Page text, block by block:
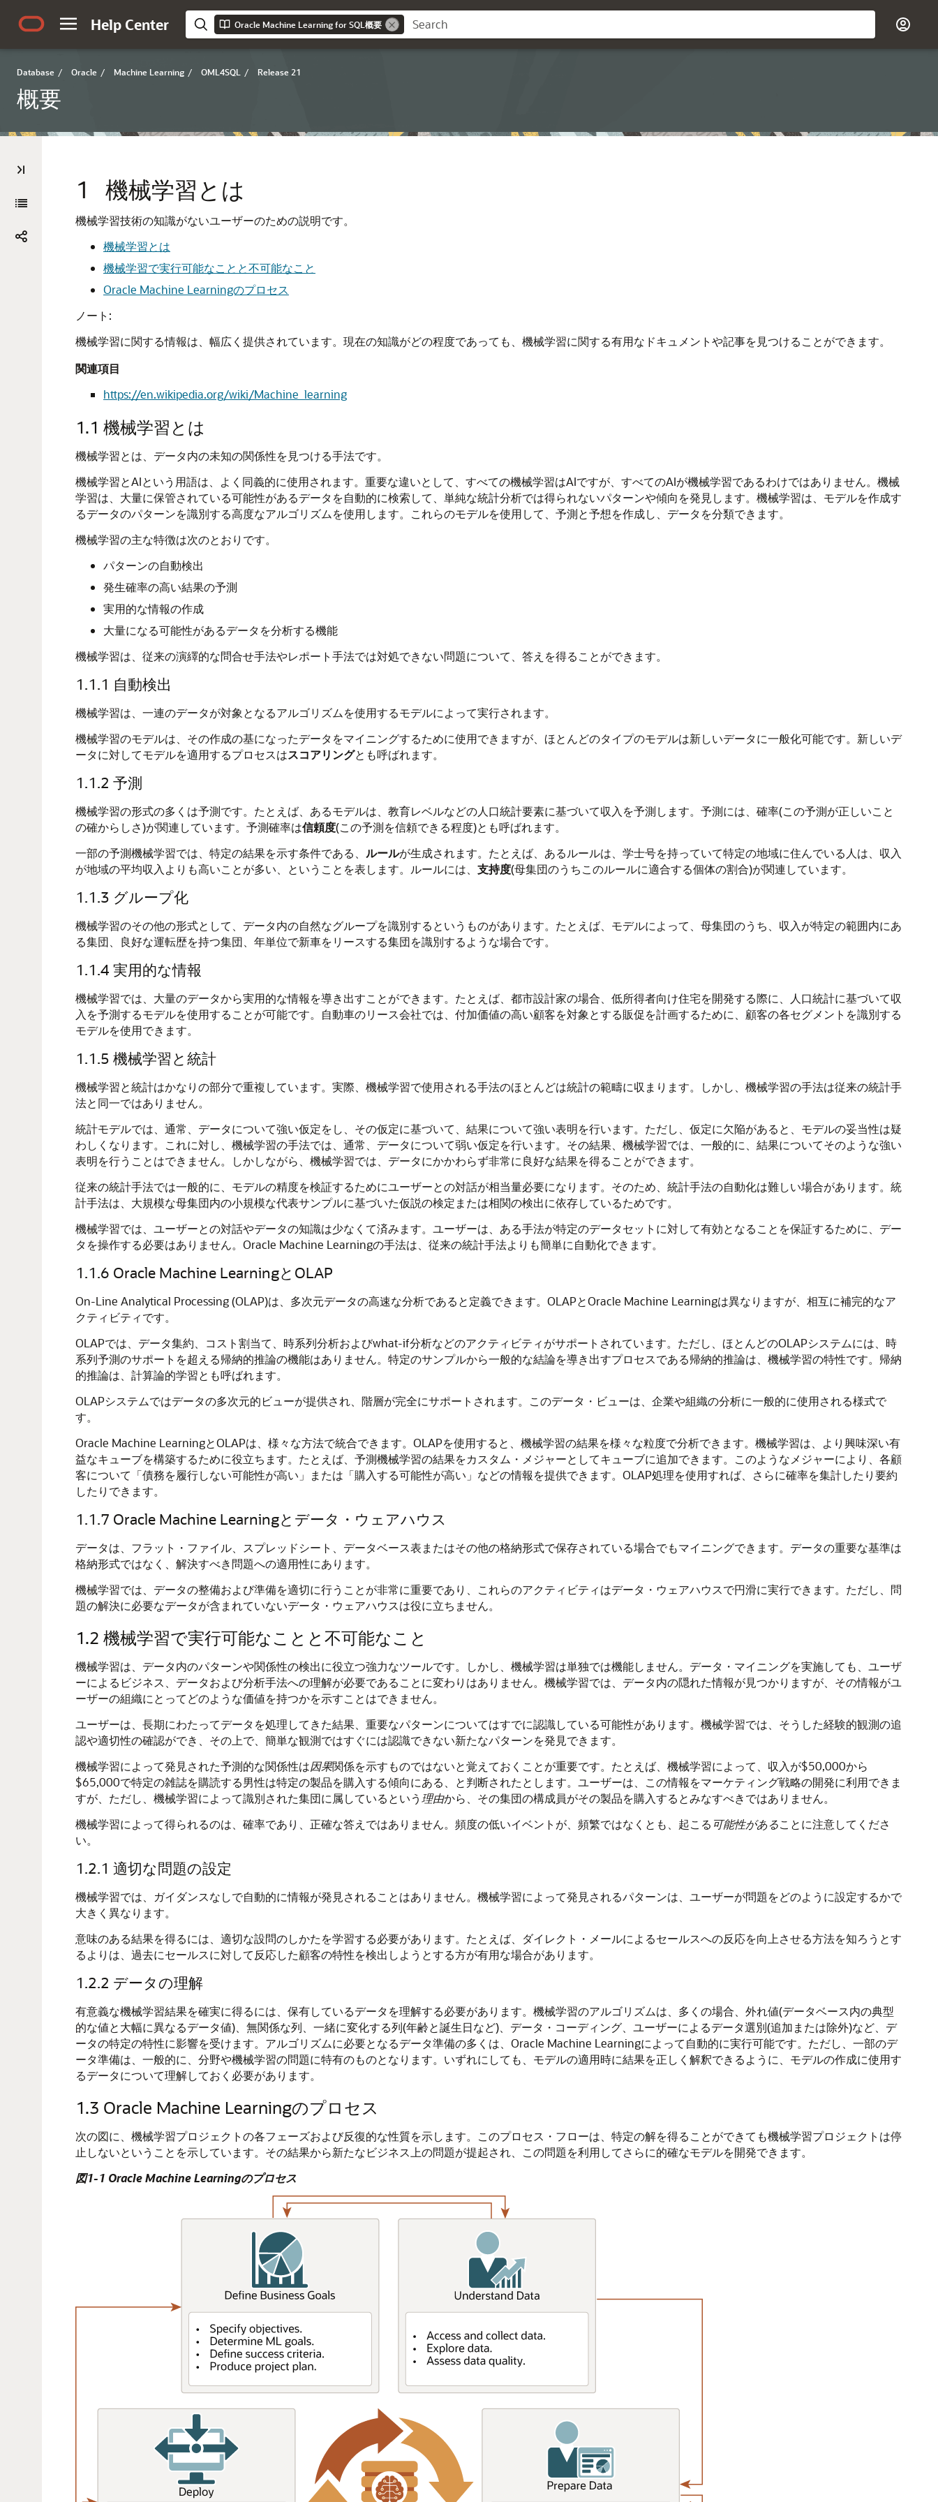
Help Center Oracle Machine Learning for SQL概要
Database / Oracle / Machine Learning / OML4SQL / Release 21
概要
1 機械学習とは
機械学習技術の知識がないユーザーのための説明です。
機械学習とは
機械学習で実行可能なことと不可能なこと
Oracle Machine Learningのプロセス
ノート:
機械学習に関する情報は、幅広く提供されています。現在の知識がどの程度であっても、 機械学習に関する有用なドキュメントや記事を見つけることができます。
関連項目
https://en.wikipedia.org/wiki/Machine_learning
1.1 機械学習とは
機械学習とは、データ内の未知の関係性を見つける手法です。
機械学習とAIという用語は、よく同義的に使用されます。重要な違いとして、すべての機械学習はAIですが、すべてのAIが機械学習であるわけではありません。 機械
学習は、大量に保管されている可能性があるデータを自動的に検索して、単純な統計分析では得られないパターンや傾向を発見します。 機械学習は、モデルを作成す
るデータのパターンを識別する高度なアルゴリズムを使用します。これらのモデルを使用して、予測と予想を作成し、データを分類できます。
機械学習の主な特徴は次のとおりです。
パターンの自動検出
発生確率の高い結果の予測
実用的な情報の作成
大量になる可能性があるデータを分析する機能
機械学習は、従来の演繹的な問合せ手法やレポート手法では対処できない問題について、答えを得ることができます。
1.1.1 自動検出
機械学習は、一連のデータが対象となるアルゴリズムを使用するモデルによって実行されます。
機械学習のモデルは、その作成の基になったデータをマイニングするために使用できますが、ほとんどのタイプのモデルは新しいデータに一般化可能です。新しいデ
ータに対してモデルを適用するプロセスはスコアリングとも呼ばれます。
1.1.2 予測
機械学習の形式の多くは予測です。たとえば、あるモデルは、教育レベルなどの人口統計要素に基づいて収入を予測します。予測には、確率(この予測が正しいこと
の確からしさ)が関連しています。予測確率は信頼度(この予測を信頼できる程度)とも呼ばれます。
一部の予測機械学習では、特定の結果を示す条件である、 ルールが生成されます。たとえば、あるルールは、学士号を持っていて特定の地域に住んでいる人は、収入
が地域の平均収入よりも高いことが多い、ということを表します。ルールには、 支持度(母集団のうちこのルールに適合する個体の割合)が関連しています。
1.1.3 グループ化
機械学習のその他の形式として、データ内の自然なグループを識別するというものがあります。たとえば、モデルによって、母集団のうち、収入が特定の範囲内にあ
る集団、良好な運転歴を持つ集団、年単位で新車をリースする集団を識別するような場合です。
1.1.4 実用的な情報
機械学習では、大量のデータから実用的な情報を導き出すことができます。たとえば、都市設計家の場合、低所得者向け住宅を開発する際に、人口統計に基づいて収
入を予測するモデルを使用することが可能です。自動車のリース会社では、付加価値の高い顧客を対象とする販促を計画するために、顧客の各セグメントを識別する
モデルを使用できます。
1.1.5 機械学習と統計
機械学習と統計はかなりの部分で重複しています。実際、 機械学習で使用される手法のほとんどは統計の範疇に収まります。しかし、 機械学習の手法は従来の統計手
法と同一ではありません。
統計モデルでは、通常、データについて強い仮定をし、その仮定に基づいて、結果について強い表明を行います。ただし、仮定に欠陥があると、モデルの妥当性は疑
わしくなります。これに対し、機械学習の手法では、通常、データについて弱い仮定を行います。その結果、 機械学習では、一般的に、結果についてそのような強い
表明を行うことはできません。しかしながら、 機械学習では、データにかかわらず非常に良好な結果を得ることができます。
従来の統計手法では一般的に、モデルの精度を検証するためにユーザーとの対話が相当量必要になります。そのため、統計手法の自動化は難しい場合があります。統
計手法は、大規模な母集団内の小規模な代表サンプルに基づいた仮説の検定または相関の検出に依存しているためです。
機械学習では、ユーザーとの対話やデータの知識は少なくて済みます。ユーザーは、ある手法が特定のデータセットに対して有効となることを保証するために、デー
タを操作する必要はありません。 Oracle Machine Learningの手法は、従来の統計手法よりも簡単に自動化できます。
1.1.6 Oracle Machine LearningとOLAP
On-Line Analytical Processing (OLAP)は、 多次元データの高速な分析であると定義できます。OLAPとOracle Machine Learningは異なりますが、相互に補完的なア
クティビティです。
OLAPでは、データ集約、コスト割当て、時系列分析およびwhat-if分析などのアクティビティがサポートされています。ただし、ほとんどのOLAPシステムには、時
系列予測のサポートを超える帰納的推論の機能はありません。特定のサンプルから一般的な結論を導き出すプロセスである帰納的推論は、 機械学習の特性です。帰納
的推論は、 計算論的学習とも呼ばれます。
OLAPシステムではデータの多次元的ビューが提供され、階層が完全にサポートされます。このデータ・ビューは、企業や組織の分析に一般的に使用される様式で
す。
Oracle Machine LearningとOLAPは、様々な方法で統合できます。OLAPを使用すると、 機械学習の結果を様々な粒度で分析できます。 機械学習は、より興味深い有
益なキューブを構築するために役立ちます。たとえば、予測機械学習の結果をカスタム・メジャーとしてキューブに追加できます。このようなメジャーにより、各顧
客について「債務を履行しない可能性が高い」または「購入する可能性が高い」などの情報を提供できます。OLAP処理を使用すれば、さらに確率を集計したり要約
したりできます。
1.1.7 Oracle Machine Learningとデータ・ウェアハウス
データは、フラット・ファイル、スプレッドシート、データベース表またはその他の格納形式で保存されている場合でもマイニングできます。データの重要な基準は
格納形式ではなく、解決すべき問題への適用性にあります。
機械学習では、データの整備および準備を適切に行うことが非常に重要であり、これらのアクティビティはデータ・ウェアハウスで円滑に実行できます。ただし、問
題の解決に必要なデータが含まれていないデータ・ウェアハウスは役に立ちません。
1.2 機械学習で実行可能なことと不可能なこと
機械学習は、データ内のパターンや関係性の検出に役立つ強力なツールです。しかし、 機械学習は単独では機能しません。データ・マイニングを実施しても、ユーザ
ーによるビジネス、データおよび分析手法への理解が必要であることに変わりはありません。 機械学習では、データ内の隠れた情報が見つかりますが、その情報がユ
ーザーの組織にとってどのような価値を持つかを示すことはできません。
ユーザーは、長期にわたってデータを処理してきた結果、重要なパターンについてはすでに認識している可能性があります。 機械学習では、そうした経験的観測の追
認や適切性の確認ができ、その上で、簡単な観測ではすぐには認識できない新たなパターンを発見できます。
機械学習によって発見された予測的な関係性は因果関係を示すものではないと覚えておくことが重要です。たとえば、 機械学習によって、収入が$50,000から
$65,000で特定の雑誌を購読する男性は特定の製品を購入する傾向にある、と判断されたとします。ユーザーは、この情報をマーケティング戦略の開発に利用できま
すが、ただし、 機械学習によって識別された集団に属しているという理由から、その集団の構成員がその製品を購入するとみなすべきではありません。
機械学習によって得られるのは、確率であり、正確な答えではありません。頻度の低いイベントが、頻繁ではなくとも、起こる 可能性があることに注意してくださ
い。
1.2.1 適切な問題の設定
機械学習では、ガイダンスなしで自動的に情報が発見されることはありません。 機械学習によって発見されるパターンは、ユーザーが問題をどのように設定するかで
大きく異なります。
意味のある結果を得るには、適切な設問のしかたを学習する必要があります。たとえば、ダイレクト・メールによるセールスへの反応を向上させる方法を知ろうとす
るよりは、過去にセールスに対して反応した顧客の特性を検出しようとする方が有用な場合があります。
1.2.2 データの理解
有意義な機械学習結果を確実に得るには、保有しているデータを理解する必要があります。 機械学習のアルゴリズムは、多くの場合、 外れ値(データベース内の典型
的な値と大幅に異なるデータ値)、無関係な列、一緒に変化する列(年齢と誕生日など)、データ・コーディング、ユーザーによるデータ選別(追加または除外)など、デ
ータの特定の特性に影響を受けます。アルゴリズムに必要となるデータ準備の多くは、 Oracle Machine Learningによって自動的に実行可能です。ただし、一部のデ
ータ準備は、一般的に、分野や機械学習の問題に特有のものとなります。いずれにしても、モデルの適用時に結果を正しく解釈できるように、モデルの作成に使用す
るデータについて理解しておく必要があります。
1.3 Oracle Machine Learningのプロセス
次の図に、 機械学習プロジェクトの各フェーズおよび反復的な性質を示します。このプロセス・フローは、特定の解を得ることができても機械学習プロジェクトは停
止しないということを示しています。その結果から新たなビジネス上の問題が提起され、この問題を利用してさらに的確なモデルを開発できます。
図1-1 Oracle Machine Learningのプロセス